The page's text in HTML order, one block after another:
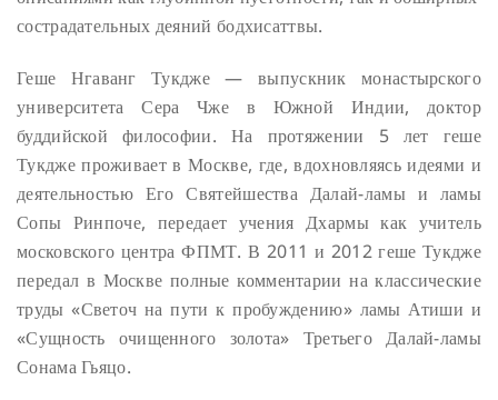
сострадательных деяний бодхисаттвы.
Геше Нгаванг Тукдже — выпускник монастырского
университета Сера Чже в Южной Индии, доктор
буддийской философии. На протяжении 5 лет геше
Тукдже проживает в Москве, где, вдохновляясь идеями и
деятельностью Его Святейшества Далай-ламы и ламы
Сопы Ринпоче, передает учения Дхармы как учитель
московского центра ФПМТ. В 2011 и 2012 геше Тукдже
передал в Москве полные комментарии на классические
труды «Светоч на пути к пробуждению» ламы Атиши и
«Сущность очищенного золота» Третьего Далай-ламы
Сонама Гьяцо.